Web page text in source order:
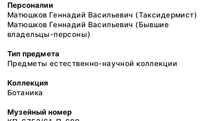
Персоналии
Матюшков Геннадий Васильевич (Таксидермист)
Матюшков Геннадий Васильевич (Бывшие
владельцы-персоны)
Тип предмета
Предметы естественно-научной коллекции
Коллекция
Ботаника
Музейный номер